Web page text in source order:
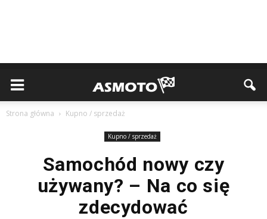
Strona główna Kupno / sprzedaż
Kupno / sprzedaż
Samochód nowy czy
używany? – Na co się
zdecydować